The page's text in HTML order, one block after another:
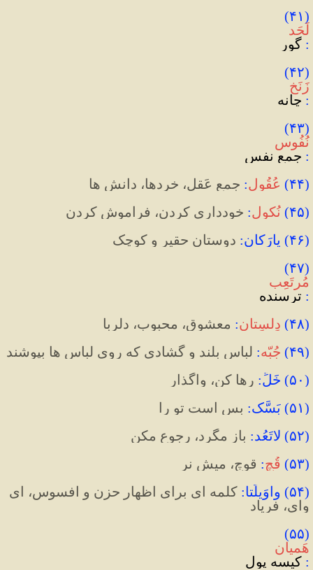
(۴۱)
لَحَد
: گور
(۴۲)
زَنَخ
: چانه
(۴۳)
نُفُوس
: جمع نفس
(۴۴) عُقُول: جمع عَقل، خردها، دانش ها
(۴۵) نُکول: خودداری کردن، فراموش کردن
(۴۶) یارَکان: دوستان حقیر و کوچک
(۴۷)
مُرتَعِب
: ترسنده
(۴۸) دِلسِتان: معشوق، محبوب، دلربا
(۴۹) جُبّه: لباس بلند و گشادی که روی لباس ها بپوشند
(۵۰) خَلِّ: رها کن، واگذار
(۵۱) بَسَّک: بس است تو را
(۵۲) لاتَعُد: باز مگرد، رجوع مکن
(۵۳) قُچ: قوچ، میش نر
(۵۴) واوَیلَتا:
وای، فریاد
(۵۵)
هَمیان
: کیسه پول